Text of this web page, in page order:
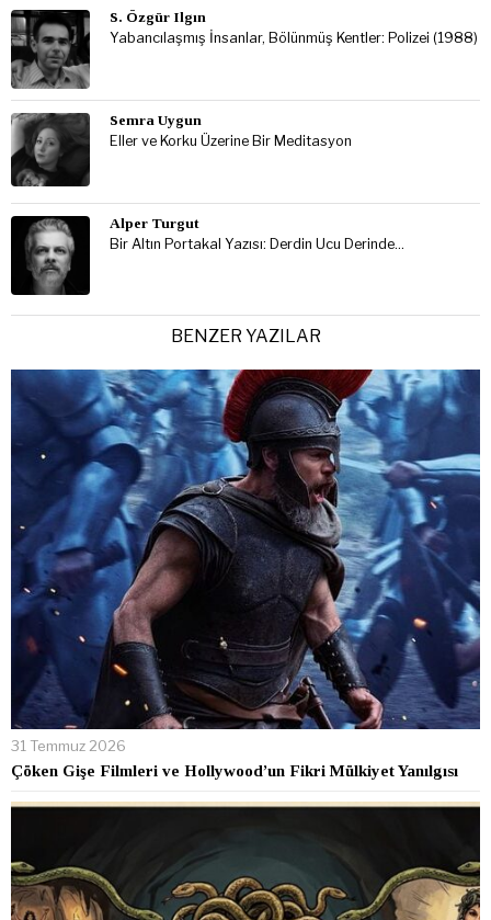
S. Özgür Ilgın
Yabancılaşmış İnsanlar, Bölünmüş Kentler: Polizei (1988)
Semra Uygun
Eller ve Korku Üzerine Bir Meditasyon
Alper Turgut
Bir Altın Portakal Yazısı: Derdin Ucu Derinde…
BENZER YAZILAR
31 Temmuz 2026
Çöken Gişe Filmleri ve Hollywood’un Fikri Mülkiyet Yanılgısı